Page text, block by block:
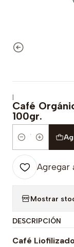
|
Café
100gr.
Cantidad
Agregar
Mostrar
DESCRIPCIÓN
Café